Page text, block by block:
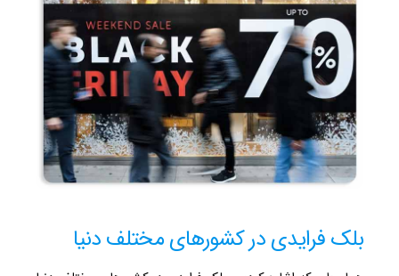
بلک فرایدی در کشورهای مختلف دنیا